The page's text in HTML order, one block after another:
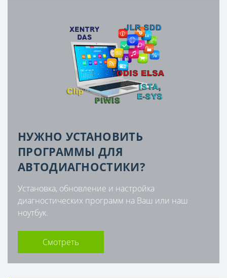
НУЖНО УСТАНОВИТЬ
ПРОГРАММЫ ДЛЯ
АВТОДИАГНОСТИКИ?
Установка, обновление и настройка
диагностических программ на Ваш или наш
ноутбук.
Смотреть